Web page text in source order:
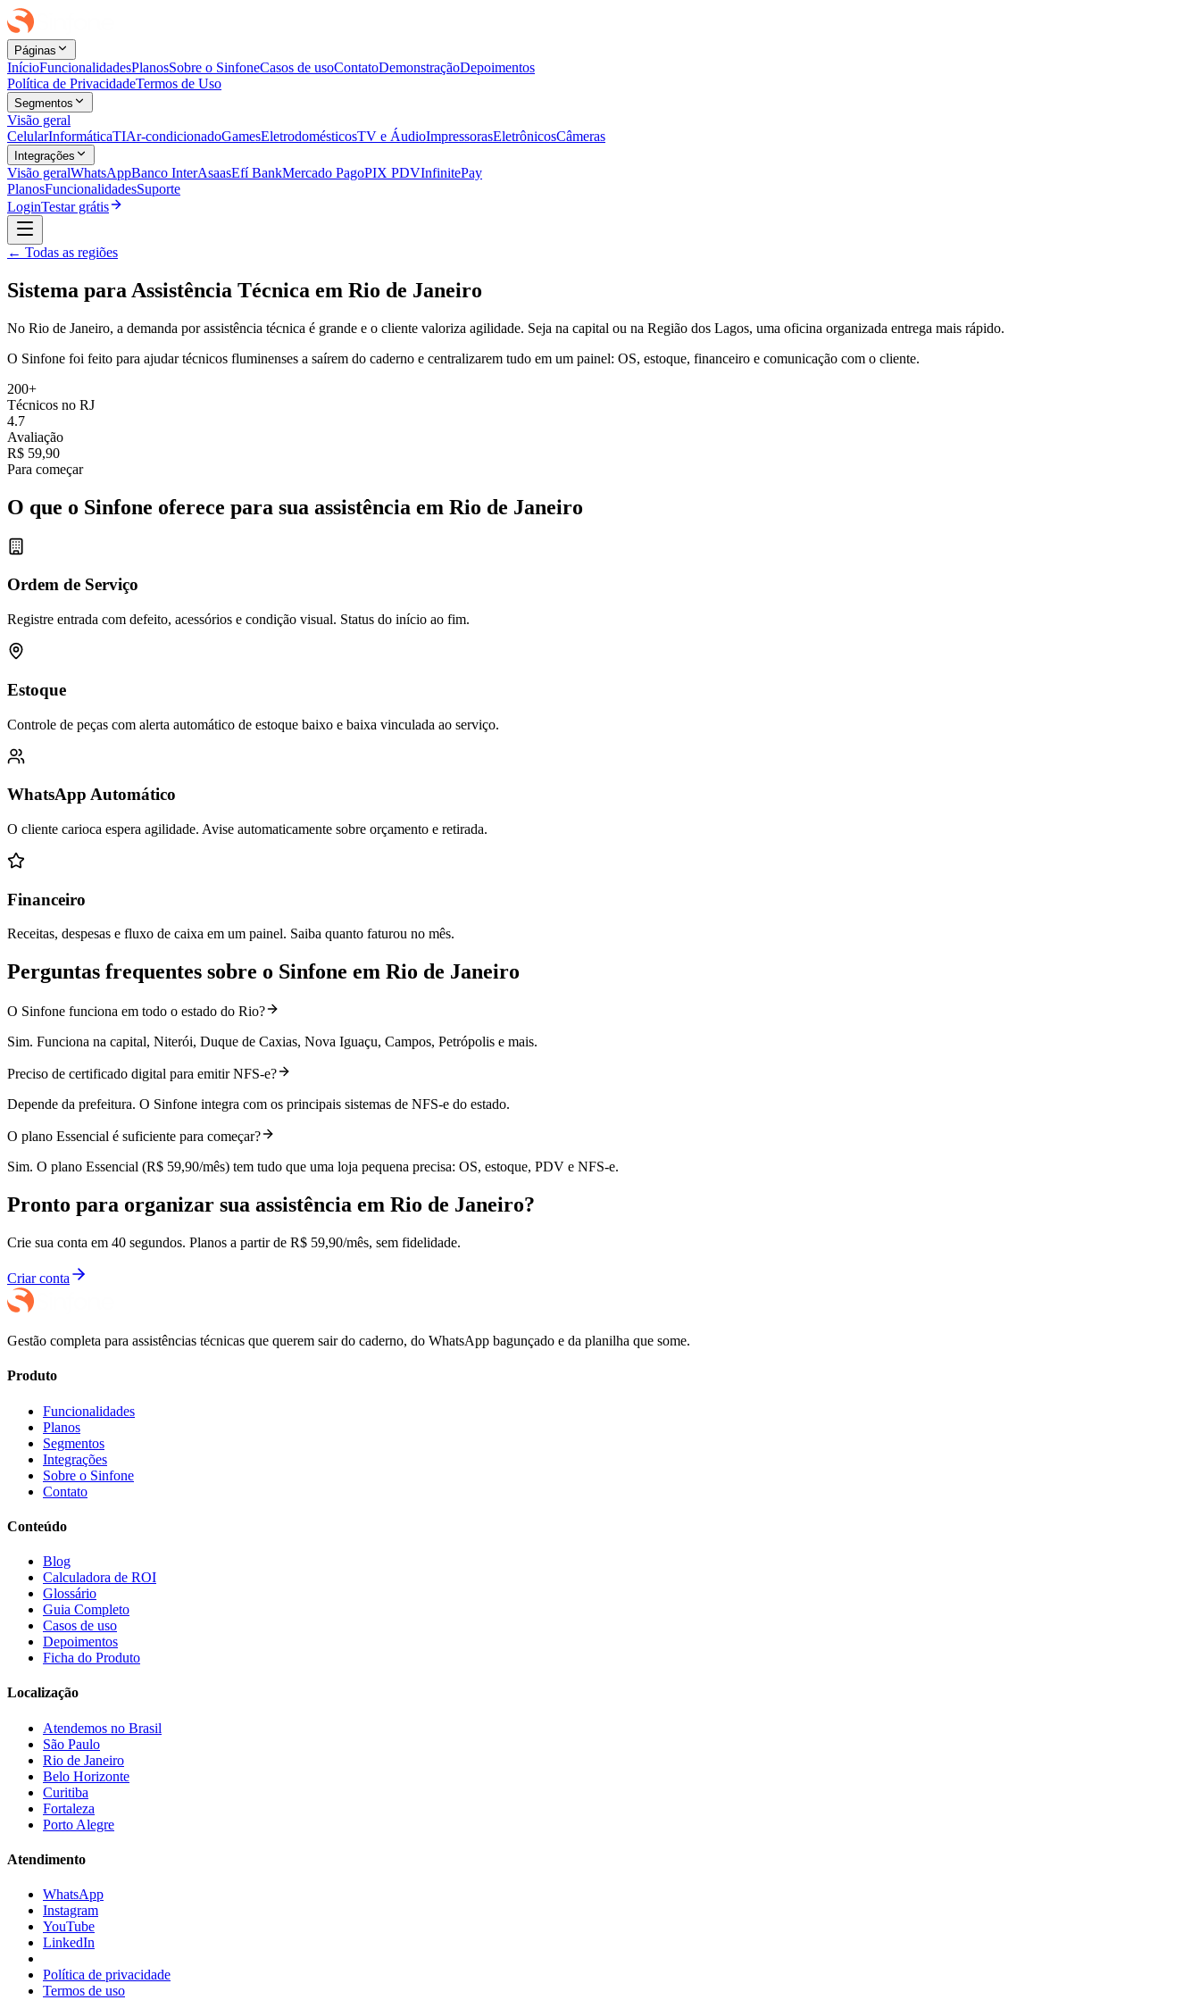
Páginas
InícioFuncionalidadesPlanosSobre o SinfoneCasos de usoContatoDemonstraçãoDepoimentos
Política de PrivacidadeTermos de Uso
Segmentos
Visão geral
CelularInformáticaTIAr-condicionadoGamesEletrodomésticosTV e ÁudioImpressorasEletrônicosCâmeras
Integrações
Visão geralWhatsAppBanco InterAsaasEfí BankMercado PagoPIX PDVInfinitePay
PlanosFuncionalidadesSuporte
LoginTestar grátis
← Todas as regiões
Sistema para Assistência Técnica em Rio de Janeiro
No Rio de Janeiro, a demanda por assistência técnica é grande e o cliente valoriza agilidade. Seja na capital ou na Região dos Lagos, uma oficina organizada entrega mais rápido.
O Sinfone foi feito para ajudar técnicos fluminenses a saírem do caderno e centralizarem tudo em um painel: OS, estoque, financeiro e comunicação com o cliente.
200+
Técnicos no RJ
4.7
Avaliação
R$ 59,90
Para começar
O que o Sinfone oferece para sua assistência em Rio de Janeiro
Ordem de Serviço
Registre entrada com defeito, acessórios e condição visual. Status do início ao fim.
Estoque
Controle de peças com alerta automático de estoque baixo e baixa vinculada ao serviço.
WhatsApp Automático
O cliente carioca espera agilidade. Avise automaticamente sobre orçamento e retirada.
Financeiro
Receitas, despesas e fluxo de caixa em um painel. Saiba quanto faturou no mês.
Perguntas frequentes sobre o Sinfone em Rio de Janeiro
O Sinfone funciona em todo o estado do Rio?
Sim. Funciona na capital, Niterói, Duque de Caxias, Nova Iguaçu, Campos, Petrópolis e mais.
Preciso de certificado digital para emitir NFS-e?
Depende da prefeitura. O Sinfone integra com os principais sistemas de NFS-e do estado.
O plano Essencial é suficiente para começar?
Sim. O plano Essencial (R$ 59,90/mês) tem tudo que uma loja pequena precisa: OS, estoque, PDV e NFS-e.
Pronto para organizar sua assistência em Rio de Janeiro?
Crie sua conta em 40 segundos. Planos a partir de R$ 59,90/mês, sem fidelidade.
Criar conta
Gestão completa para assistências técnicas que querem sair do caderno, do WhatsApp bagunçado e da planilha que some.
Produto
Funcionalidades
Planos
Segmentos
Integrações
Sobre o Sinfone
Contato
Conteúdo
Blog
Calculadora de ROI
Glossário
Guia Completo
Casos de uso
Depoimentos
Ficha do Produto
Localização
Atendemos no Brasil
São Paulo
Rio de Janeiro
Belo Horizonte
Curitiba
Fortaleza
Porto Alegre
Atendimento
WhatsApp
Instagram
YouTube
LinkedIn
Política de privacidade
Termos de uso